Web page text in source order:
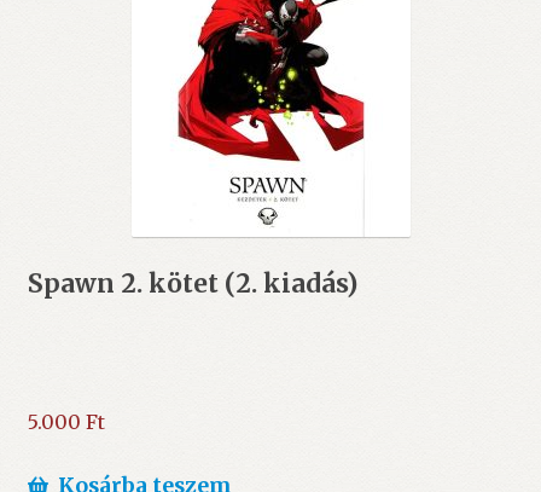
Spawn 2. kötet (2. kiadás)
5.000 Ft
Kosárba teszem